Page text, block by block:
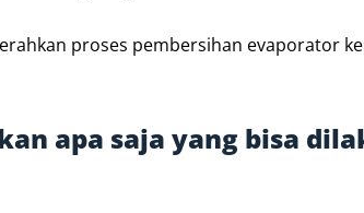
proses pembersihan evaporator
apa saja yang bisa